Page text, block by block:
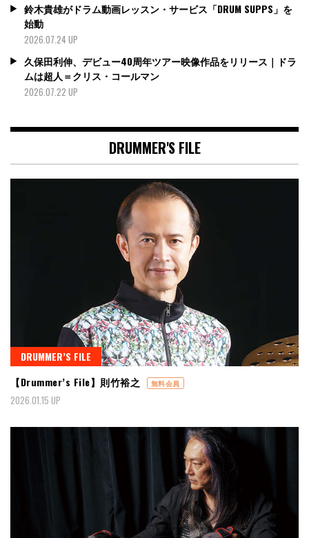
鈴木貴雄がドラム動画レッスン・サービス「DRUM SUPPS」を
始動
2026.07.24 UP
久保田利伸、デビュー40周年ツアー映像作品をリリース｜ドラ
ムは超人＝クリス・コールマン
2026.07.22 UP
DRUMMER'S FILE
DRUMMER’S FILE
【Drummer’s File】則竹裕之
無料会員
2026.01.15 UP